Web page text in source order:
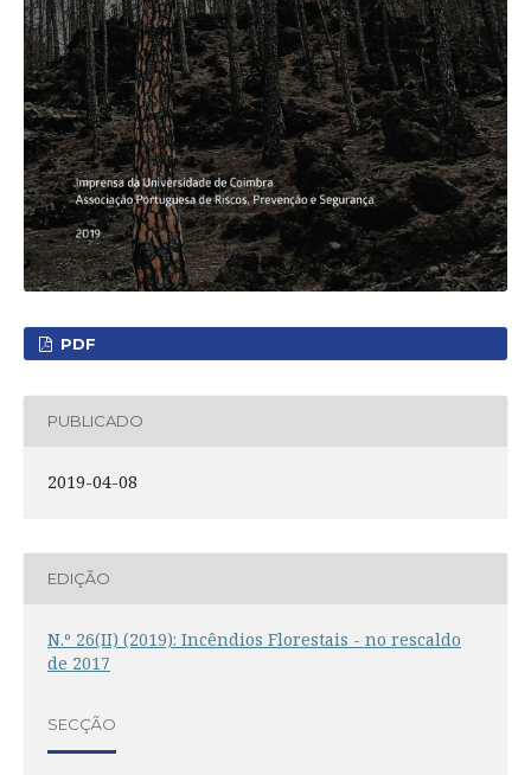
PDF
PUBLICADO
2019-04-08
EDIÇÃO
N.º 26(II) (2019): Incêndios Florestais - no rescaldo
de 2017
SECÇÃO